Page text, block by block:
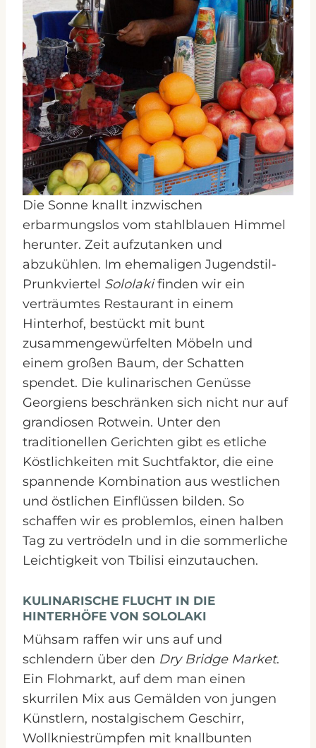
Die Sonne knallt inzwischen
erbarmungslos vom stahlblauen Himmel
herunter. Zeit aufzutanken und
abzukühlen. Im ehemaligen Jugendstil-
Prunkviertel Sololakifinden wir ein
verträumtes Restaurant in einem
Hinterhof, bestückt mit bunt
zusammengewürfelten Möbeln und
einem großen Baum, der Schatten
spendet. Die kulinarischen Genüsse
Georgiens beschränken sich nicht nur auf
grandiosen Rotwein. Unter den
traditionellen Gerichten gibt es etliche
Köstlichkeiten mit Suchtfaktor, die eine
spannende Kombination aus westlichen
und östlichen Einflüssen bilden. So
schaffen wir es problemlos, einen halben
Tag zu vertrödeln und in die sommerliche
Leichtigkeit von Tbilisi einzutauchen.
KULINARISCHE FLUCHT IN DIE
HINTERHÖFE VON SOLOLAKI
Mühsam raffen wir uns auf und
schlendern über den Dry Bridge Market.
Ein Flohmarkt, auf dem man einen
skurrilen Mix aus Gemälden von jungen
Künstlern, nostalgischem Geschirr,
Wollkniestrümpfen mit knallbunten